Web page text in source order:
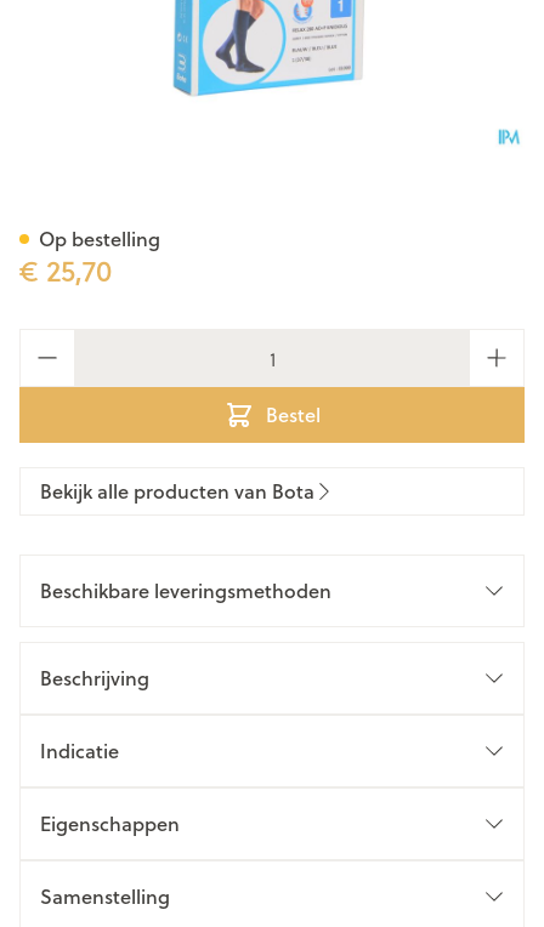
€ 25,70
Bestel
Op bestelling
Bekijk alle producten van Bota
Beschikbare leveringsmethoden
Beschrijving
Indicatie
Eigenschappen
Samenstelling